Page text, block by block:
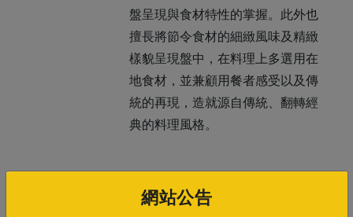
盤呈現與食材特性的掌握。此外也
擅長將節令食材的細緻風味及精緻
樣貌呈現盤中，在料理上多選用在
地食材，並兼顧用餐者感受以及傳
統的再現，造就源自傳統、翻轉經
典的料理風格。
網站公告